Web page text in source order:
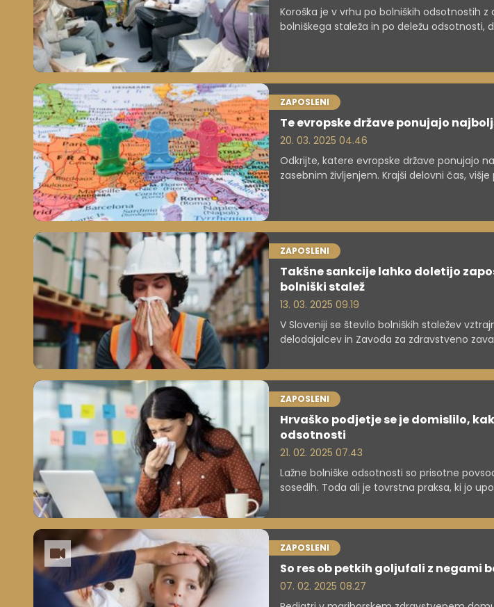
Koroška je v vrhu po bolniških odsotnostih
bolniškega staleža in po deležu odsotnosti,
ZAPOSLENI
Te evropske države ponujajo
20. 03. 2025 04.46
Odkrijte, katere evropske države ponujajo
zasebnim življenjem. Krajši delovni čas,
ZAPOSLENI
Takšne sankcije lahko doletijo
bolniški stalež
13. 03. 2025 09.19
V Sloveniji se število bolniških staležev
delodajalcev in Zavoda za zdravstveno
zdravstveni sistem, delodajalce in celotno
bolniškega staleža ter kakšne so posledice?
ZAPOSLENI
Hrvaško podjetje se je domislilo,
odsotnosti
21. 02. 2025 07.43
Lažne bolniške odsotnosti so prisotne
sosedih. Toda ali je tovrstna praksa, ki jo
ZAPOSLENI
So res ob petkih goljufali z negami
07. 02. 2025 08.27